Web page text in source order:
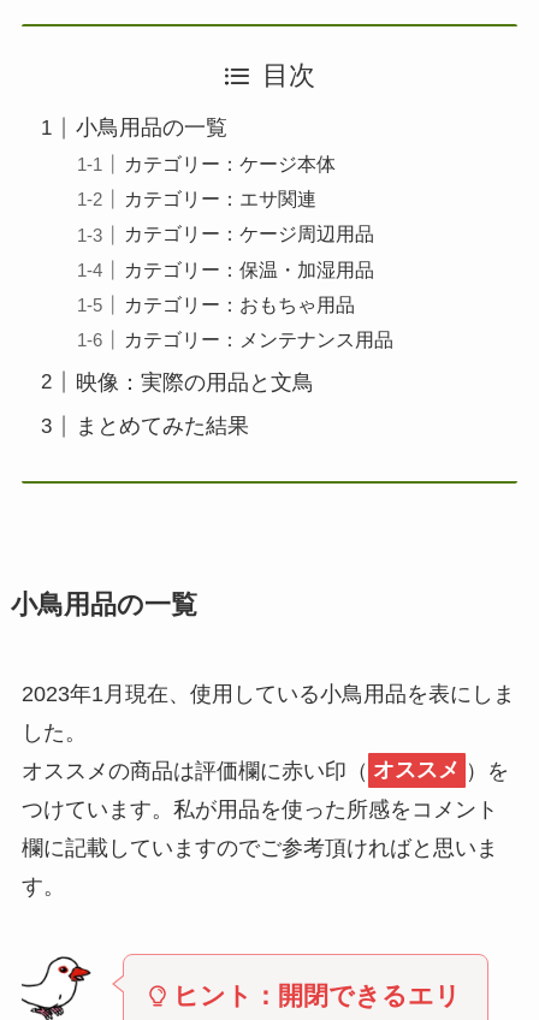
目次
小鳥用品の一覧
カテゴリー：ケージ本体
カテゴリー：エサ関連
カテゴリー：ケージ周辺用品
カテゴリー：保温・加湿用品
カテゴリー：おもちゃ用品
カテゴリー：メンテナンス用品
映像：実際の用品と文鳥
まとめてみた結果
小鳥用品の一覧
2023年1月現在、使用している小鳥用品を表にしま
した。
オススメの商品は評価欄に赤い印（ オススメ ）を
つけています。私が用品を使った所感をコメント
欄に記載していますのでご参考頂ければと思いま
す。
ヒント：開閉できるエリ